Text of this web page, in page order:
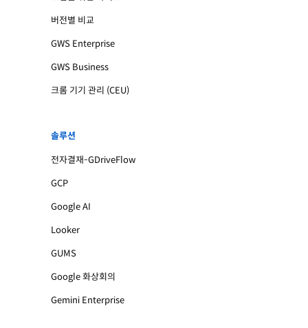
버전별 비교
GWS Enterprise
GWS Business
크롬 기기 관리 (CEU)
솔루션
전자결재-GDriveFlow
GCP
Google AI
Looker
GUMS
Google 화상회의
Gemini Enterprise